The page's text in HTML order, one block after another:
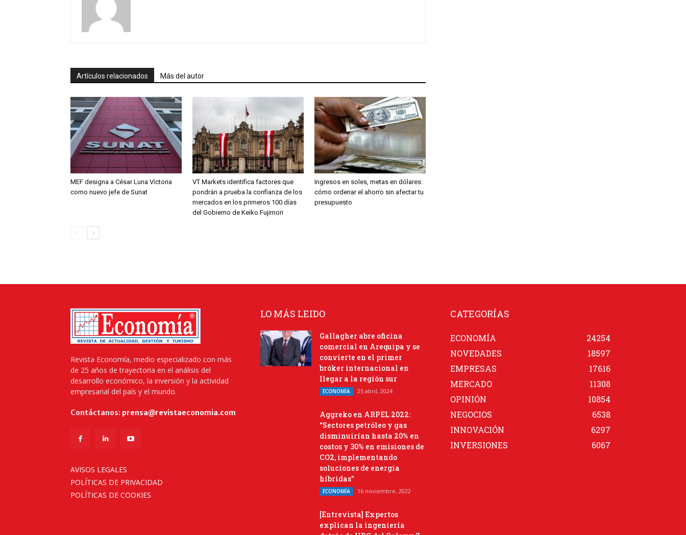
Artículos relacionados Más del autor
MEF designa a César Luna Victoria
como nuevo jefe de Sunat
VT Markets identifica factores que
pondrán a prueba la confianza de los
mercados en los primeros 100 días
del Gobierno de Keiko Fujimori
Ingresos en soles, metas en dólares:
cómo ordenar el ahorro sin afectar tu
presupuesto
Revista Economía, medio especializado con más
de 25 años de trayectoria en el análisis del
desarrollo económico, la inversión y la actividad
empresarial del país y el mundo.
Contáctanos: prensa@revistaeconomia.com
AVISOS LEGALES
POLÍTICAS DE PRIVACIDAD
POLÍTICAS DE COOKIES
LO MÁS LEIDO
Gallagher abre oficina
comercial en Arequipa y se
convierte en el primer
bróker internacional en
llegar a la región sur
ECONOMÍA 25 abril, 2024
Aggreko en ARPEL 2022:
“Sectores petróleo y gas
disminuirían hasta 20% en
costos y 30% en emisiones de
CO2, implementando
soluciones de energía
híbridas”
ECONOMÍA 16 noviembre, 2022
[Entrevista] Expertos
explican la ingeniería
CATEGORÍAS
ECONOMÍA
24254
NOVEDADES
18597
EMPRESAS
17616
MERCADO
11308
OPINIÓN
10854
NEGOCIOS
6538
INNOVACIÓN
6297
INVERSIONES
6067